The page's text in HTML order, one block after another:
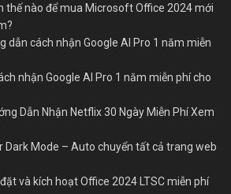
thế nào để mua Microsoft Office 2024 mới
dẫn cách nhận Google AI Pro 1 năm miễn
nhận Google AI Pro 1 năm miễn phí cho
Dẫn Nhận Netflix 30 Ngày Miễn Phí Xem
Dark Mode – Auto chuyển tất cả trang web
và kích hoạt Office 2024 LTSC miễn phí